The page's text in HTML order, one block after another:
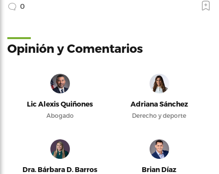
0
Opinión y Comentarios
Lic Alexis Quiñones
Abogado
Adriana Sánchez
Derecho y deporte
Dra. Bárbara D. Barros Brian Díaz